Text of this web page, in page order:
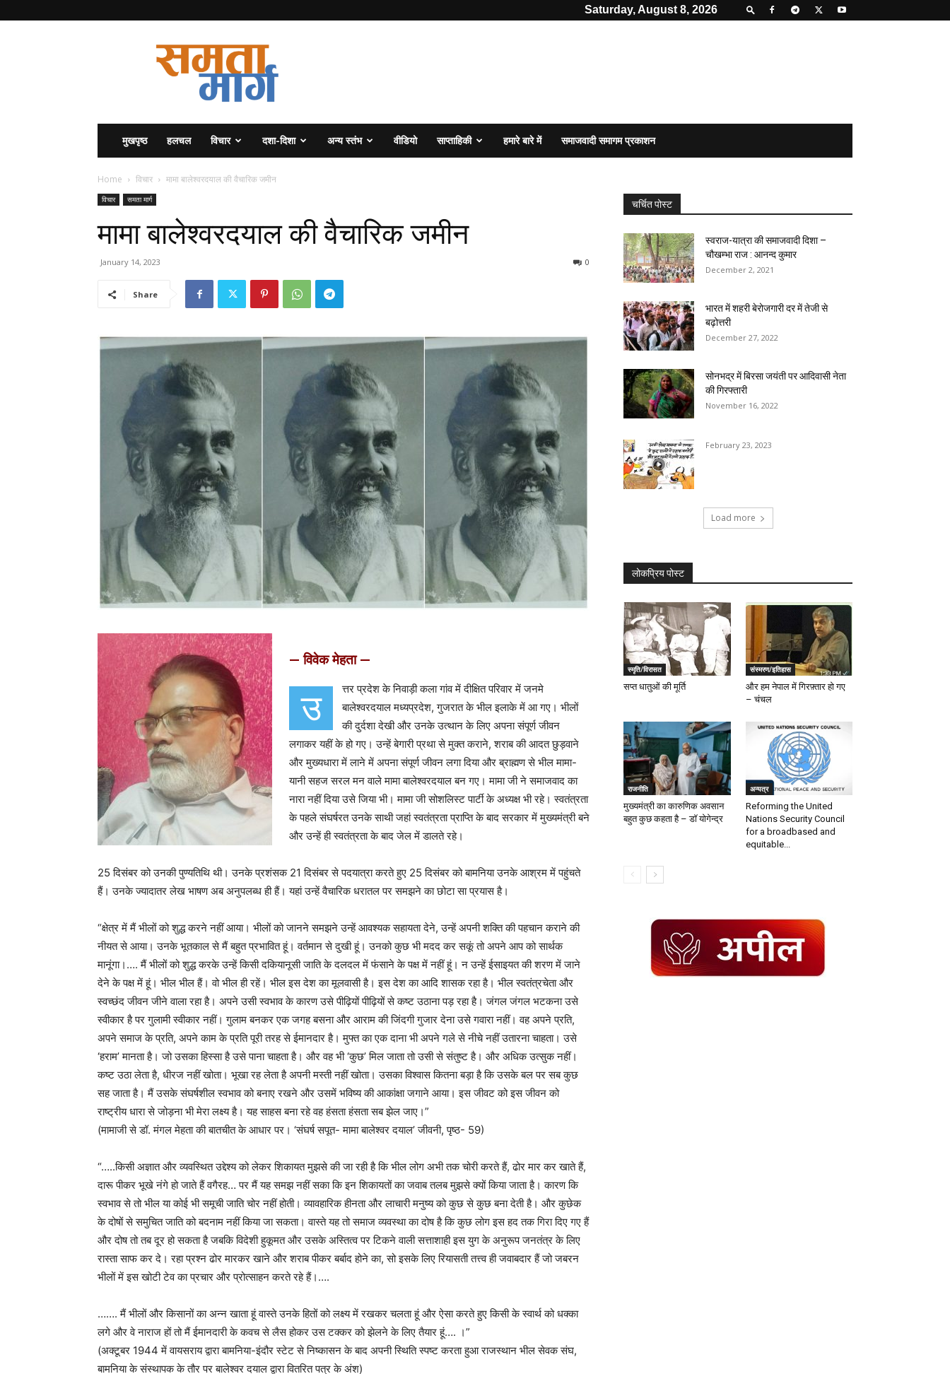
Saturday, August 8, 2026
मुखपृष्ठ हलचल विचार दशा-दिशा अन्य स्तंभ वीडियो साप्ताहिकी हमारे बारे में समाजवादी समागम प्रकाशन
Home विचार मामा बालेश्वरदयाल की वैचारिक जमीन
विचार समता मार्ग
मामा बालेश्वरदयाल की वैचारिक जमीन
January 14, 2023 0
Share
— विवेक मेहता —
उ
त्तर प्रदेश के निवाड़ी कला गांव में दीक्षित परिवार में जनमे
बालेश्वरदयाल मध्यप्रदेश, गुजरात के भील इलाके में आ गए। भीलों
की दुर्दशा देखी और उनके उत्थान के लिए अपना संपूर्ण जीवन
लगाकर यहीं के हो गए। उन्हें बेगारी प्रथा से मुक्त कराने, शराब की आदत छुड़वाने
और मुख्यधारा में लाने में अपना संपूर्ण जीवन लगा दिया और ब्राह्मण से भील मामा-
यानी सहज सरल मन वाले मामा बालेश्वरदयाल बन गए। मामा जी ने समाजवाद का
नारा नहीं दिया उसे जिया भी। मामा जी सोशलिस्ट पार्टी के अध्यक्ष भी रहे। स्वतंत्रता
के पहले संघर्षरत उनके साथी जहां स्वतंत्रता प्राप्ति के बाद सरकार में मुख्यमंत्री बने
और उन्हें ही स्वतंत्रता के बाद जेल में डालते रहे।
25 दिसंबर को उनकी पुण्यतिथि थी। उनके प्रशंसक 21 दिसंबर से पदयात्रा करते हुए 25 दिसंबर को बामनिया उनके आश्रम में पहुंचते
हैं। उनके ज्यादातर लेख भाषण अब अनुपलब्ध ही हैं। यहां उन्हें वैचारिक धरातल पर समझने का छोटा सा प्रयास है।
“क्षेत्र में मैं भीलों को शुद्ध करने नहीं आया। भीलों को जानने समझने उन्हें आवश्यक सहायता देने, उन्हें अपनी शक्ति की पहचान कराने की
नीयत से आया। उनके भूतकाल से मैं बहुत प्रभावित हूं। वर्तमान से दुखी हूं। उनको कुछ भी मदद कर सकूं तो अपने आप को सार्थक
मानूंगा।…. मैं भीलों को शुद्ध करके उन्हें किसी दकियानूसी जाति के दलदल में फंसाने के पक्ष में नहीं हूं। न उन्हें ईसाइयत की शरण में जाने
देने के पक्ष में हूं। भील भील हैं। वो भील ही रहें। भील इस देश का मूलवासी है। इस देश का आदि शासक रहा है। भील स्वतंत्रचेता और
स्वच्छंद जीवन जीने वाला रहा है। अपने उसी स्वभाव के कारण उसे पीढ़ियों पीढ़ियों से कष्ट उठाना पड़ रहा है। जंगल जंगल भटकना उसे
स्वीकार है पर गुलामी स्वीकार नहीं। गुलाम बनकर एक जगह बसना और आराम की जिंदगी गुजार देना उसे गवारा नहीं। वह अपने प्रति,
अपने समाज के प्रति, अपने काम के प्रति पूरी तरह से ईमानदार है। मुफ्त का एक दाना भी अपने गले से नीचे नहीं उतारना चाहता। उसे
‘हराम’ मानता है। जो उसका हिस्सा है उसे पाना चाहता है। और वह भी ‘कुछ’ मिल जाता तो उसी से संतुष्ट है। और अधिक उत्सुक नहीं।
कष्ट उठा लेता है, धीरज नहीं खोता। भूखा रह लेता है अपनी मस्ती नहीं खोता। उसका विश्वास कितना बड़ा है कि उसके बल पर सब कुछ
सह जाता है। मैं उसके संघर्षशील स्वभाव को बनाए रखने और उसमें भविष्य की आकांक्षा जगाने आया। इस जीवट को इस जीवन को
राष्ट्रीय धारा से जोड़ना भी मेरा लक्ष्य है। यह साहस बना रहे वह हंसता हंसता सब झेल जाए।”
(मामाजी से डॉ. मंगल मेहता की बातचीत के आधार पर। ‘संघर्ष सपूत- मामा बालेश्वर दयाल’ जीवनी, पृष्ठ- 59)
“…..किसी अज्ञात और व्यवस्थित उद्देश्य को लेकर शिकायत मुझसे की जा रही है कि भील लोग अभी तक चोरी करते हैं, ढोर मार कर खाते हैं,
दारू पीकर भूखे नंगे हो जाते हैं वगैरह… पर मैं यह समझ नहीं सका कि इन शिकायतों का जवाब तलब मुझसे क्यों किया जाता है। कारण कि
स्वभाव से तो भील या कोई भी समूची जाति चोर नहीं होती। व्यावहारिक हीनता और लाचारी मनुष्य को कुछ से कुछ बना देती है। और कुछेक
के दोषों से समुचित जाति को बदनाम नहीं किया जा सकता। वास्ते यह तो समाज व्यवस्था का दोष है कि कुछ लोग इस हद तक गिरा दिए गए हैं
और दोष तो तब दूर हो सकता है जबकि विदेशी हुकूमत और उसके अस्तित्व पर टिकने वाली सत्ताशाही इस युग के अनुरूप जनतंत्र के लिए
रास्ता साफ कर दे। रहा प्रश्न ढोर मारकर खाने और शराब पीकर बर्बाद होने का, सो इसके लिए रियासती तत्त्व ही जवाबदार हैं जो जबरन
भीलों में इस खोटी टेव का प्रचार और प्रोत्साहन करते रहे हैं।….
……. मैं भीलों और किसानों का अन्न खाता हूं वास्ते उनके हितों को लक्ष्य में रखकर चलता हूं और ऐसा करते हुए किसी के स्वार्थ को धक्का
लगे और वे नाराज हों तो मैं ईमानदारी के कवच से लैस होकर उस टक्कर को झेलने के लिए तैयार हूं…. ।”
(अक्टूबर 1944 में वायसराय द्वारा बामनिया-इंदौर स्टेट से निष्कासन के बाद अपनी स्थिति स्पष्ट करता हुआ राजस्थान भील सेवक संघ,
बामनिया के संस्थापक के तौर पर बालेश्वर दयाल द्वारा वितरित पत्र के अंश)
चर्चित पोस्ट
स्वराज-यात्रा की समाजवादी दिशा –
चौखम्भा राज : आनन्द कुमार
December 2, 2021
भारत में शहरी बेरोजगारी दर में तेजी से
बढ़ोत्तरी
December 27, 2022
सोनभद्र में बिरसा जयंती पर आदिवासी नेता
की गिरफ्तारी
November 16, 2022
February 23, 2023
Load more
लोकप्रिय पोस्ट
स्मृति/विरासत
सप्त धातुओं की मूर्ति
संस्मरण/इतिहास
और हम नेपाल में गिरफ़्तार हो गए
– चंचल
राजनीति
मुख्यमंत्री का कारुणिक अवसान
बहुत कुछ कहता है – डॉ योगेन्द्र
अन्यत्र
Reforming the United
Nations Security Council
for a broadbased and
equitable...